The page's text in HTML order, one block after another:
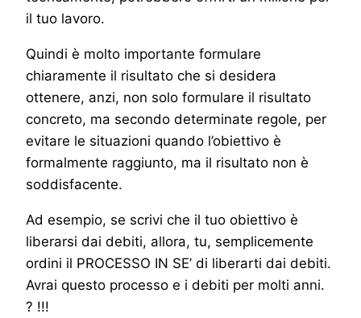
il tuo lavoro.
Quindi è molto importante formulare
chiaramente il risultato che si desidera
ottenere, anzi, non solo formulare il risultato
concreto, ma secondo determinate regole, per
evitare le situazioni quando l’obiettivo è
formalmente raggiunto, ma il risultato non è
soddisfacente.
Ad esempio, se scrivi che il tuo obiettivo è
liberarsi dai debiti, allora, tu, semplicemente
ordini il PROCESSO IN SE’ di liberarti dai debiti.
Avrai questo processo e i debiti per molti anni.
? !!!